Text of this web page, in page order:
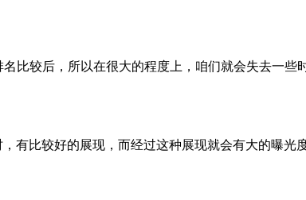
比较后，所以在很大的程度上，咱们就会失去一些
有比较好的展现，而经过这种展现就会有大的曝光